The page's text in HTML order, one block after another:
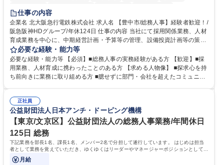
退職金あり
土日祝休み
服装自由 昼食補助あり 食事補助あり
仕事の内容
企業名 北大阪急行電鉄株式会社 求人名 【豊中市/総務人事】経験者歓迎！/
阪急阪神HDグループ/年休124日 仕事の内容 当社にて採用関係業務、人材
育成業務を中心に、中期経営計画・予算等の管理、設備投資計画等の策
定、さらに社内の重要会議の運営等、経営の根幹となる幅広い総務人事業
務全般を担当していただきます。 【主な業務内容】 ■採用関係業務および
人材育成(社員研修)業務の推進 ■中期経営計画および予算等の管理 ■設備
投資計画等の策定 ■社内の重要会議の運営 ■その他総務人事業務全般 【入
務人事】経験者歓迎！/阪急阪神HDグループ/年休124日
必要な経験・能力等
必要な経験・能力等 【必須】■総務人事の実務経験がある方 【歓迎】■採
用業務、人材育成に携わったことのある方 【求める人物像】 ■探求心を持
ち前向きに業務に取り組める方 ■臆せずに部門・会社を超えたコミュニケ
囲のメンバーと協調しつつ主体性を持って能動的に業務を推進できる方 学
歴・資格 学歴：大学院 大学 高専 短大 専修学校 高校 語学力： 資格：
正社員
公益財団法人日本アンチ・ドーピング機構
【東京/文京区】公益財団法人の総務人事業務/年間休日
125日 総務
下記業務を部長1名、課長1名、メンバー2名で分担して遂行しています。 はじめは担当
者として業務を覚えていただき、ゆくゆくはリーダーやマネージャーポジションとして活
躍いただくことを期待しています。
月給